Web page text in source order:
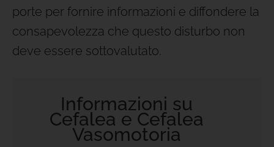
porte per fornire informazioni e diffondere la
consapevolezza che questo disturbo non
deve essere sottovalutato.
Informazioni su
Cefalea e Cefalea
Vasomotoria